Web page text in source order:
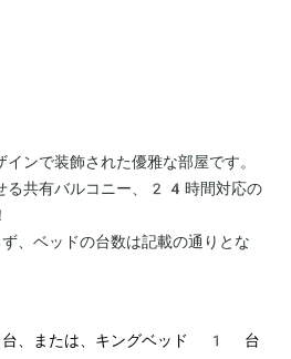
インで装飾された優雅な部屋です。
る共有バルコニー、24時間対応の
、ベッドの台数は記載の通りとな
、または、キングベッド 1 台